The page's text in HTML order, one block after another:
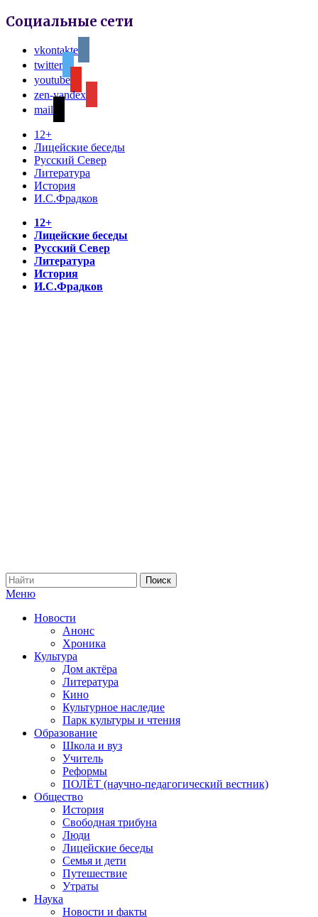
Социальные сети
vkontakte
twitter
youtube
zen-yandex
mail
12+
Лицейские беседы
Русский Север
Литература
История
И.С.Фрадков
12+
Лицейские беседы
Русский Север
Литература
История
И.С.Фрадков
Меню
Новости
Анонс
Хроника
Культура
Дом актёра
Литература
Кино
Культурное наследие
Парк культуры и чтения
Образование
Школа и вуз
Учитель
Реформы
ПОЛЁТ (научно-педагогический вестник)
Общество
История
Свободная трибуна
Люди
Лицейские беседы
Семья и дети
Путешествие
Утраты
Наука
Новости и факты